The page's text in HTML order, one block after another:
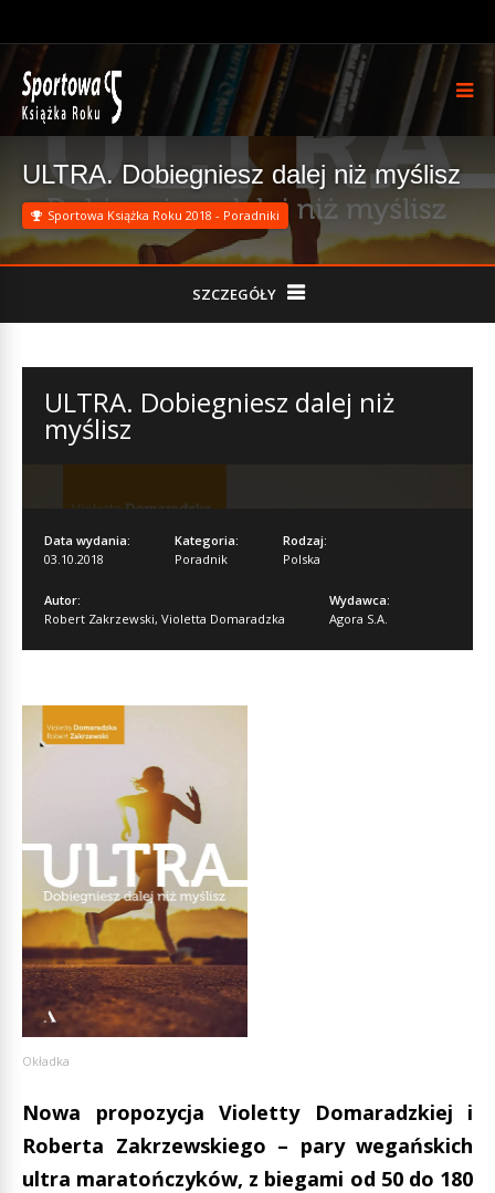
ULTRA. Dobiegniesz dalej niż myślisz
Sportowa Książka Roku 2018 - Poradniki
SZCZEGÓŁY
ULTRA. Dobiegniesz dalej niż
myślisz
Data wydania:
03.10.2018
Kategoria:
Poradnik
Rodzaj:
Polska
Autor:
Robert Zakrzewski, Violetta Domaradzka
Wydawca:
Agora S.A.
Okładka
Nowa propozycja Violetty Domaradzkiej i
Roberta Zakrzewskiego – pary wegańskich
ultra maratończyków, z biegami od 50 do 180